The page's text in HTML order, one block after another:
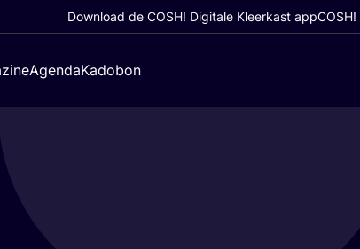
Download de COSH! Digitale Kleerkast app
AgendaKadobon